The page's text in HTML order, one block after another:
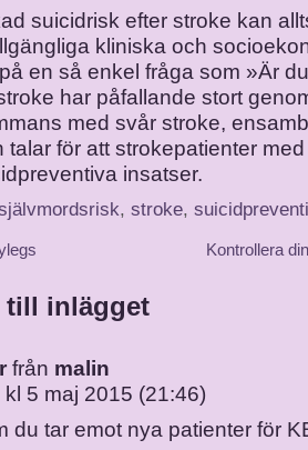
suicidrisk efter stroke kan
kliniska och
en så enkel fråga som »Är
har påfallande stort
med svår stroke,
talar för att strokepatienter
insatser.
, stroke,
Kontrollera
till inlägget
från malin
5 maj 2015 (21:46)
du tar emot nya patienter för